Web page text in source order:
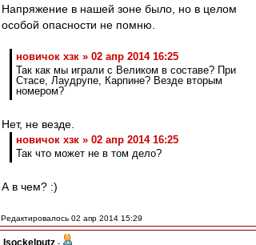
Напряжение в нашей зоне было, но в целом
особой опасности не помню.
новичок хзк » 02 апр 2014 16:25
Так как мы играли с Великом в составе? При
Стасе, Лаудрупе, Карпине? Везде вторым
номером?
Нет, не везде.
новичок хзк » 02 апр 2014 16:25
Так что может не в том дело?
А в чем? :)
Редактировалось 02 апр 2014 15:29
Isockelputz -